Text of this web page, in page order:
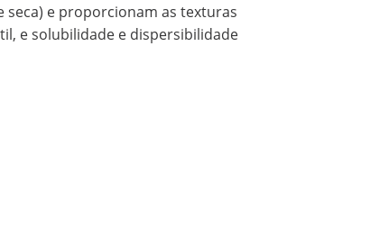
seca) e proporcionam as texturas
e solubilidade e dispersibilidade